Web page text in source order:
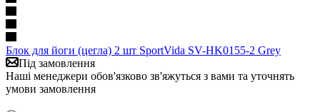
Блок для йоги (цегла) 2 шт SportVida SV-HK0155-2 Grey
Під замовлення
Наші менеджери обов'язково зв'яжуться з вами та уточнять
умови замовлення